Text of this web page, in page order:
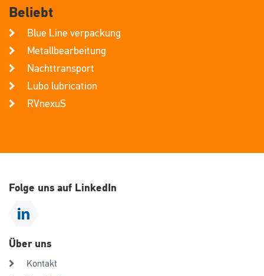
Beliebt
Blue Line verpackung
Metallbearbeitung
Nachttransport
Lubo lubrication
RVnexuS
Folge uns auf LinkedIn
Über uns
Kontakt